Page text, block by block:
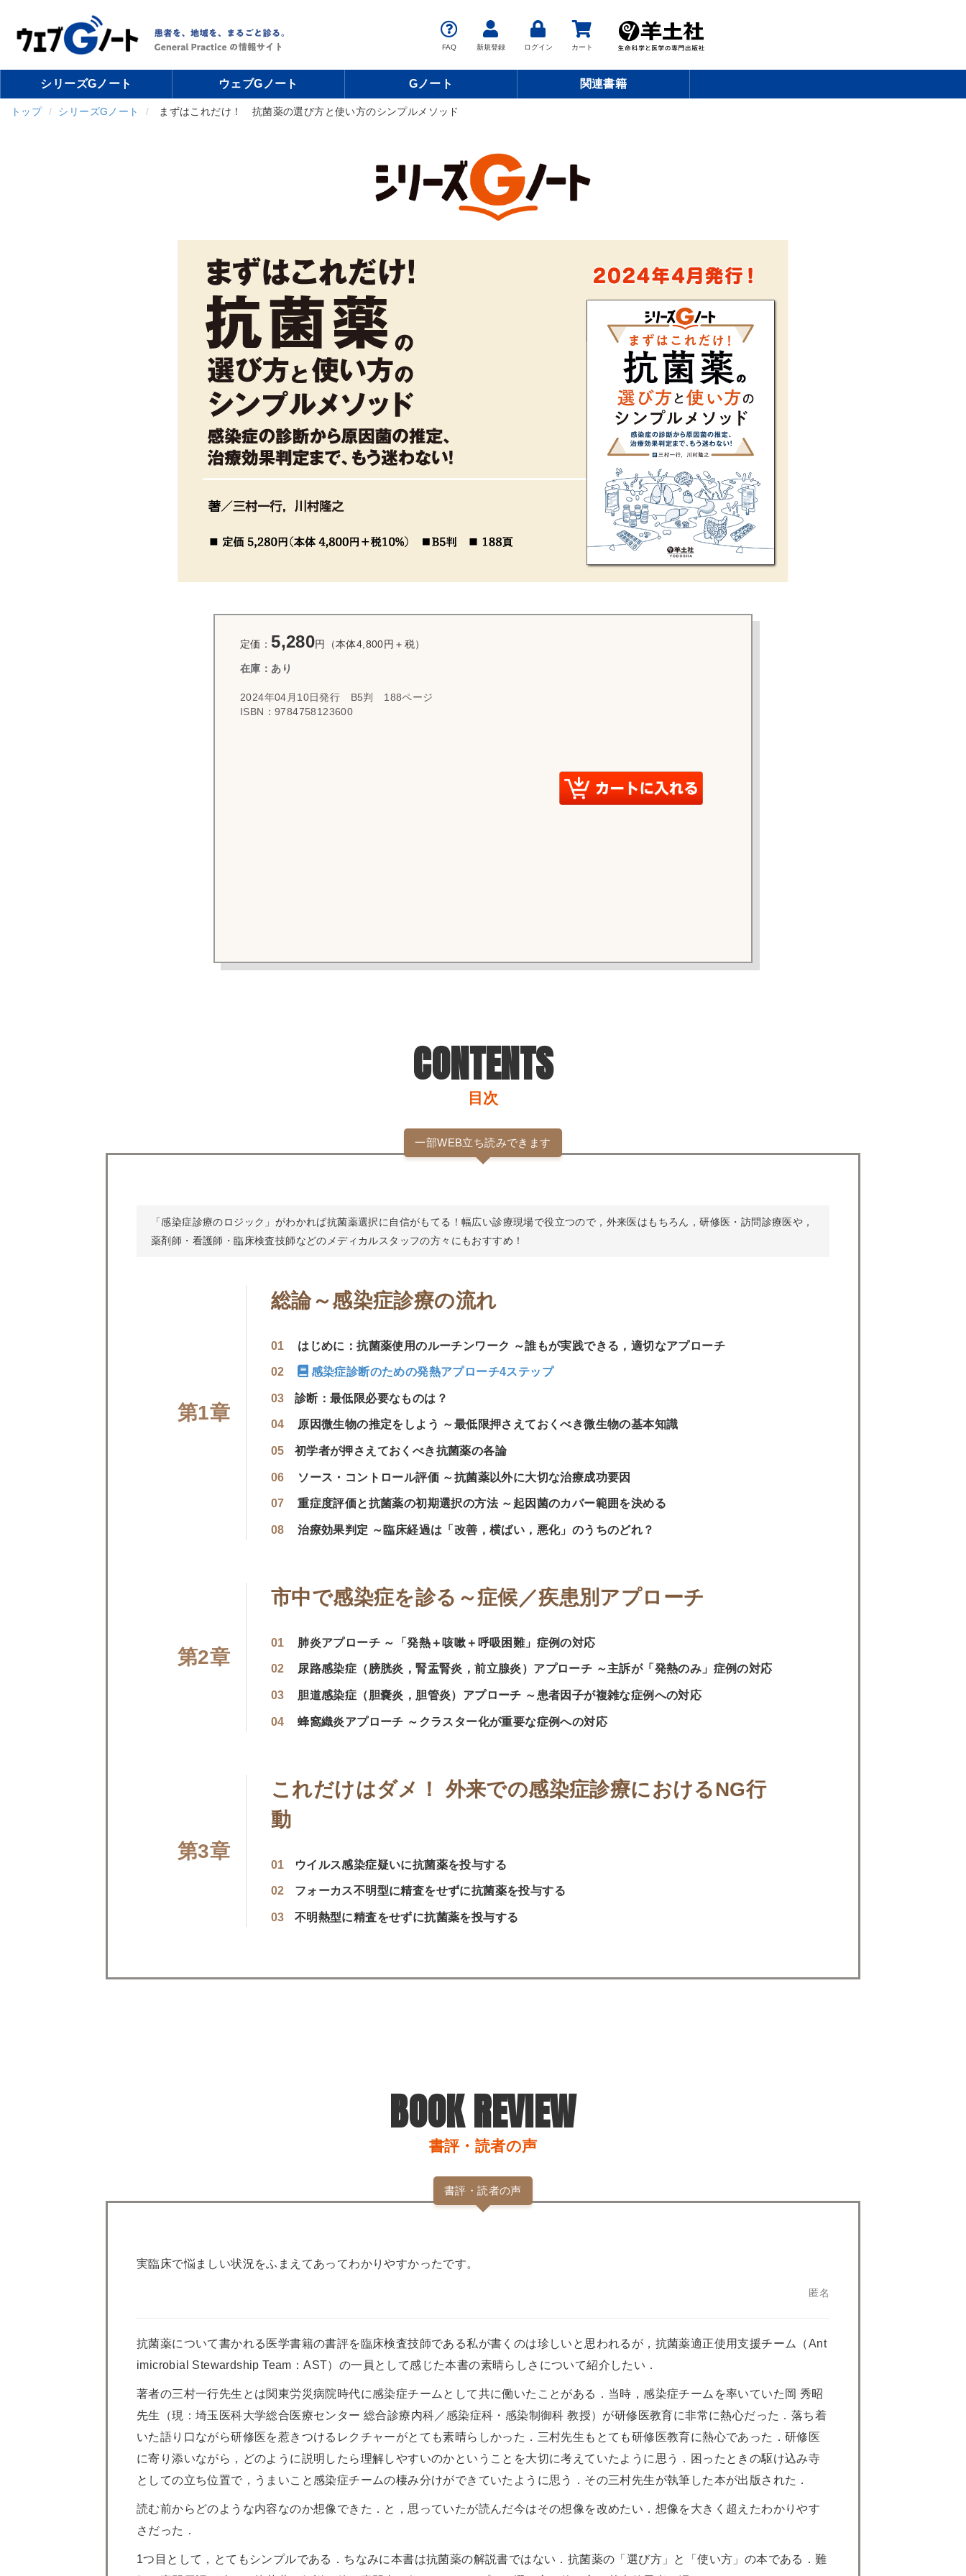
FAQ 新規登録 ログイン カート
シリーズGノート ウェブGノート Gノート 関連書籍
トップ シリーズGノート まずはこれだけ！ 抗菌薬の選び方と使い方のシンプルメソッド
定価：5,280円（本体4,800円＋税）
在庫：あり
2024年04月10日発行 B5判 188ページ
ISBN：9784758123600
CONTENTS
目次
一部WEB立ち読みできます
「感染症診療のロジック」がわかれば抗菌薬選択に自信がもてる！幅広い診療現場で役立つので，外来医はもちろん，研修医・訪問診療医や，
薬剤師・看護師・臨床検査技師などのメディカルスタッフの方々にもおすすめ！
総論～感染症診療の流れ
はじめに：抗菌薬使用のルーチンワーク ～誰もが実践できる，適切なアプローチ
感染症診断のための発熱アプローチ4ステップ
診断：最低限必要なものは？
原因微生物の推定をしよう ～最低限押さえておくべき微生物の基本知識
初学者が押さえておくべき抗菌薬の各論
ソース・コントロール評価 ～抗菌薬以外に大切な治療成功要因
重症度評価と抗菌薬の初期選択の方法 ～起因菌のカバー範囲を決める
治療効果判定 ～臨床経過は「改善，横ばい，悪化」のうちのどれ？
市中で感染症を診る～症候／疾患別アプローチ
肺炎アプローチ ～「発熱＋咳嗽＋呼吸困難」症例の対応
尿路感染症（膀胱炎，腎盂腎炎，前立腺炎）アプローチ ～主訴が「発熱のみ」症例の対応
胆道感染症（胆嚢炎，胆管炎）アプローチ ～患者因子が複雑な症例への対応
蜂窩織炎アプローチ ～クラスター化が重要な症例への対応
これだけはダメ！ 外来での感染症診療におけるNG行
動
ウイルス感染症疑いに抗菌薬を投与する
フォーカス不明型に精査をせずに抗菌薬を投与する
不明熱型に精査をせずに抗菌薬を投与する
BOOK REVIEW
書評・読者の声
書評・読者の声
実臨床で悩ましい状況をふまえてあってわかりやすかったです。
匿名
抗菌薬について書かれる医学書籍の書評を臨床検査技師である私が書くのは珍しいと思われるが，抗菌薬適正使用支援チーム（Ant
imicrobial Stewardship Team：AST）の一員として感じた本書の素晴らしさについて紹介したい．
著者の三村一行先生とは関東労災病院時代に感染症チームとして共に働いたことがある．当時，感染症チームを率いていた岡 秀昭
先生（現：埼玉医科大学総合医療センター 総合診療内科／感染症科・感染制御科 教授）が研修医教育に非常に熱心だった．落ち着
いた語り口ながら研修医を惹きつけるレクチャーがとても素晴らしかった．三村先生もとても研修医教育に熱心であった．研修医
に寄り添いながら，どのように説明したら理解しやすいのかということを大切に考えていたように思う．困ったときの駆け込み寺
としての立ち位置で，うまいこと感染症チームの棲み分けができていたように思う．その三村先生が執筆した本が出版された．
読む前からどのような内容なのか想像できた．と，思っていたが読んだ今はその想像を改めたい．想像を大きく超えたわかりやす
さだった．
1つ目として，とてもシンプルである．ちなみに本書は抗菌薬の解説書ではない．抗菌薬の「選び方」と「使い方」の本である．難